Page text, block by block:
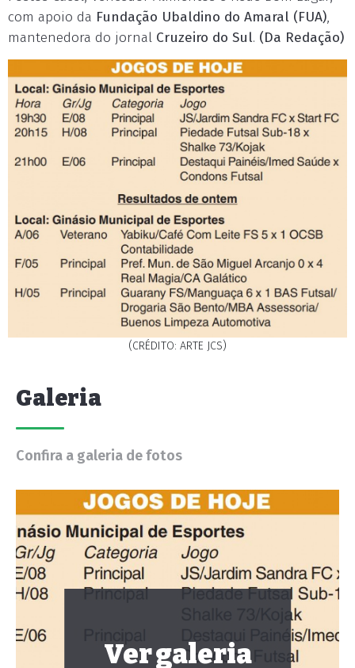
com apoio da Fundação Ubaldino do Amaral (FUA),
mantenedora do jornal Cruzeiro do Sul. (Da Redação)
(CRÉDITO: ARTE JCS)
Galeria
Confira a galeria de fotos
Ver galeria